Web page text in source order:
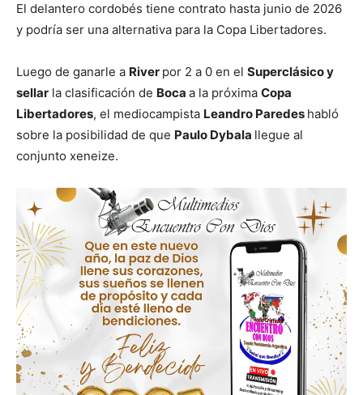
El delantero cordobés tiene contrato hasta junio de 2026
y podría ser una alternativa para la Copa Libertadores.
Luego de ganarle a River por 2 a 0 en el Superclásico y
sellar la clasificación de Boca a la próxima Copa
Libertadores, el mediocampista Leandro Paredes habló
sobre la posibilidad de que Paulo Dybala llegue al
conjunto xeneize.